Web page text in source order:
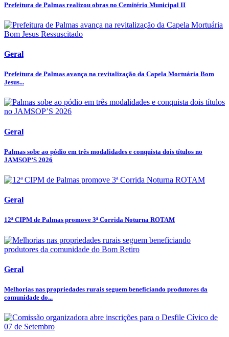
Prefeitura de Palmas realizou obras no Cemitério Municipal II
Geral
Prefeitura de Palmas avança na revitalização da Capela Mortuária Bom
Jesus...
Geral
Palmas sobe ao pódio em três modalidades e conquista dois títulos no
JAMSOP’S 2026
Geral
12ª CIPM de Palmas promove 3ª Corrida Noturna ROTAM
Geral
Melhorias nas propriedades rurais seguem beneficiando produtores da
comunidade do...